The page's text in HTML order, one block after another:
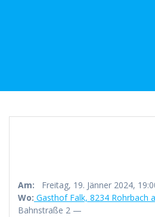
Am: Freitag, 19. Jänner 2024,
Wo: Gasthof Falk, 8234 Rohrbach
Bahnstraße 2 —